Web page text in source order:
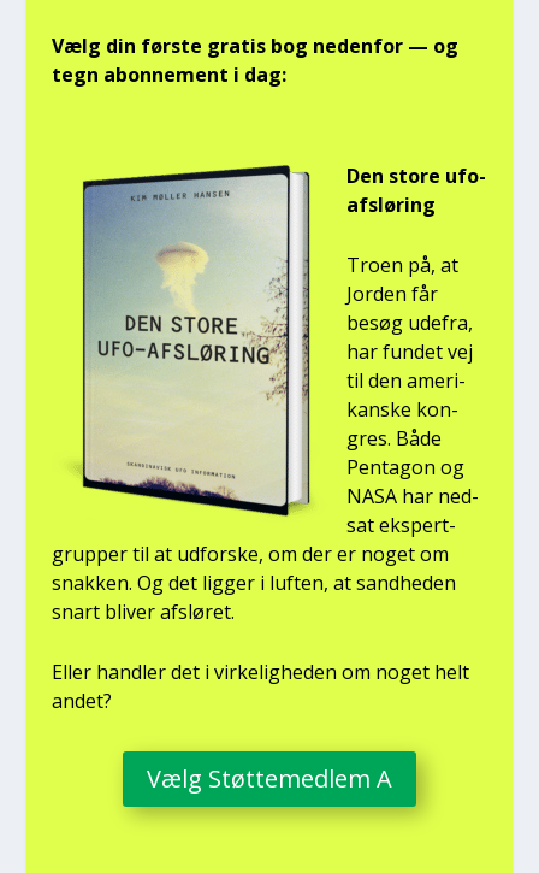
Vælg din før­ste gra­tis bog neden­for — og
tegn abon­ne­ment i dag:
Den sto­re ufo-
afslø­ring
Tro­en på, at
Jor­den får
besøg ude­fra,
har fun­det vej
til den ame­ri­
kan­ske kon­
gres. Både
Pen­ta­gon og
NASA har ned­
sat eks­pert­
grup­per til at udfor­ske, om der er noget om
snak­ken. Og det lig­ger i luf­ten, at sand­he­den
snart bli­ver afslø­ret.
Eller hand­ler det i vir­ke­lig­he­den om noget helt
andet?
Vælg Støt­te­med­lem A